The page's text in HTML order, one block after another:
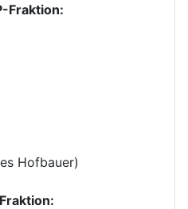
Fraktion:
Hofbauer)